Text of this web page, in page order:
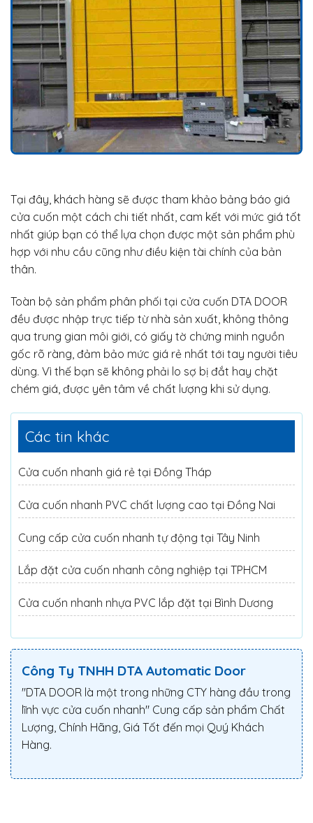
Tại đây, khách hàng sẽ được tham khảo bảng báo giá
cửa cuốn một cách chi tiết nhất, cam kết với mức giá tốt
nhất giúp bạn có thể lựa chọn được một sản phẩm phù
hợp với nhu cầu cũng như điều kiện tài chính của bản
thân.
Toàn bộ sản phẩm phân phối tại cửa cuốn DTA DOOR
đều được nhập trực tiếp từ nhà sản xuất, không thông
qua trung gian môi giới, có giấy tờ chứng minh nguồn
gốc rõ ràng, đảm bảo mức giá rẻ nhất tới tay người tiêu
dùng. Vì thế bạn sẽ không phải lo sợ bị đắt hay chặt
chém giá, được yên tâm về chất lượng khi sử dụng.
Các tin khác
Cửa cuốn nhanh giá rẻ tại Đồng Tháp
Cửa cuốn nhanh PVC chất lượng cao tại Đồng Nai
Cung cấp cửa cuốn nhanh tự động tại Tây Ninh
Lắp đặt cửa cuốn nhanh công nghiệp tại TPHCM
Cửa cuốn nhanh nhựa PVC lắp đặt tại Bình Dương
Công Ty TNHH DTA Automatic Door
"DTA DOOR là một trong những CTY hàng đầu trong
lĩnh vực cửa cuốn nhanh" Cung cấp sản phẩm Chất
Lượng, Chính Hãng, Giá Tốt đến mọi Quý Khách
Hàng.